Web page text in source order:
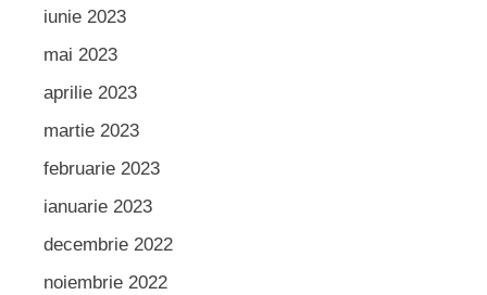
iunie 2023
mai 2023
aprilie 2023
martie 2023
februarie 2023
ianuarie 2023
decembrie 2022
noiembrie 2022